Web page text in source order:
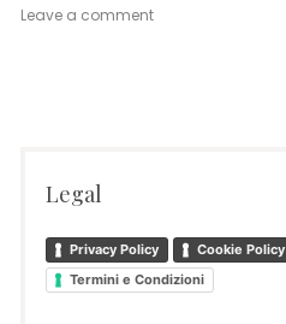
Leave a commenton
Legal
Privacy Policy
Cookie Policy
Termini e Condizioni